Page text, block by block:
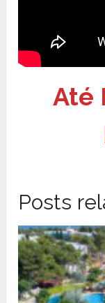
Até
Posts